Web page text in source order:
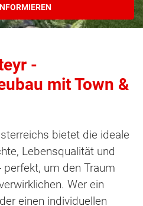
-
mit Town &
bietet die ideale
Lebensqualität und
um den Traum
Wer ein
einen individuellen